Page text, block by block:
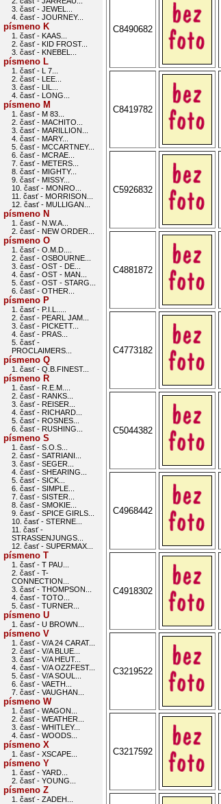
3. časť - JEWEL...
4. časť - JOURNEY...
písmeno K
1. časť - KAAS...
2. časť - KID FROST...
3. časť - KNEBEL...
písmeno L
1. časť - L 7...
2. časť - LEE...
3. časť - LIL...
4. časť - LONG...
písmeno M
1. časť - M 83...
2. časť - MACHITO...
3. časť - MARILLION...
4. časť - MARY...
5. časť - MCCARTNEY...
6. časť - MCRAE...
7. časť - METERS...
8. časť - MIGHTY...
9. časť - MISSY...
10. časť - MONRO...
11. časť - MORRISON...
12. časť - MULLIGAN...
písmeno N
1. časť - N.W.A...
2. časť - NEW ORDER...
písmeno O
1. časť - O.M.D....
2. časť - OSBOURNE...
3. časť - OST - DE...
4. časť - OST - MAN...
5. časť - OST - STARG...
6. časť - OTHER...
písmeno P
1. časť - P.I.L.....
2. časť - PEARL JAM...
3. časť - PICKETT...
4. časť - PRAS...
5. časť -
PROCLAIMERS...
písmeno Q
1. časť - Q.B.FINEST...
písmeno R
1. časť - R.E.M....
2. časť - RANKS...
3. časť - REISER...
4. časť - RICHARD...
5. časť - ROSNES...
6. časť - RUSHING...
písmeno S
1. časť - S.O.S...
2. časť - SATRIANI...
3. časť - SEGER...
4. časť - SHEARING...
5. časť - SICK...
6. časť - SIMPLE...
7. časť - SISTER...
8. časť - SMOKIE...
9. časť - SPICE GIRLS...
10. časť - STERNE...
11. časť -
STRASSENJUNGS...
12. časť - SUPERMAX...
písmeno T
1. časť - T PAU...
2. časť - T-
CONNECTION...
3. časť - THOMPSON...
4. časť - TOTO...
5. časť - TURNER...
písmeno U
1. časť - U BROWN...
písmeno V
1. časť - V/A 24 CARAT...
2. časť - V/A BLUE...
3. časť - V/A HEUT...
4. časť - V/A OZZFEST...
5. časť - V/A SOUL...
6. časť - VAETH...
7. časť - VAUGHAN...
písmeno W
1. časť - WAGON...
2. časť - WEATHER...
3. časť - WHITLEY...
4. časť - WOODS...
písmeno X
1. časť - XSCAPE...
písmeno Y
1. časť - YARD...
2. časť - YOUNG...
písmeno Z
1. časť - ZADEH...
C8490682
C8419782
C5926832
C4881872
C4773182
C5044382
C4968442
C4918302
C3219522
C3217592